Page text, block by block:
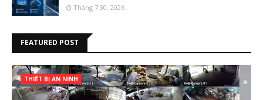
Tháng 7 30, 2026
FEATURED POST
THIẾT BỊ AN NINH